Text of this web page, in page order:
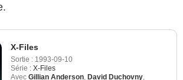
X-Files
Sortie : 1993-09-10
Série : X-Files
Avec Gillian Anderson David Duchovny